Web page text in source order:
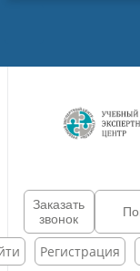
Заказать
звонок
Регистрация